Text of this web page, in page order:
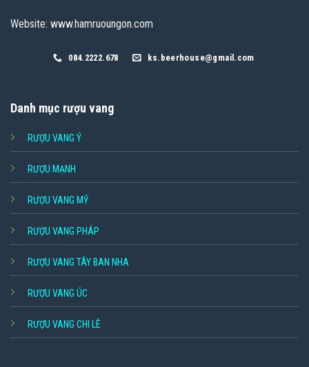
Website: www.hamruoungon.com
084.2222.678 ks.beerhouse@gmail.com
Danh mục rượu vang
RƯỢU VANG Ý
RƯỢU MẠNH
RƯỢU VANG MỸ
RƯỢU VANG PHÁP
RƯỢU VANG TÂY BAN NHA
RƯỢU VANG ÚC
RƯỢU VANG CHI LÊ